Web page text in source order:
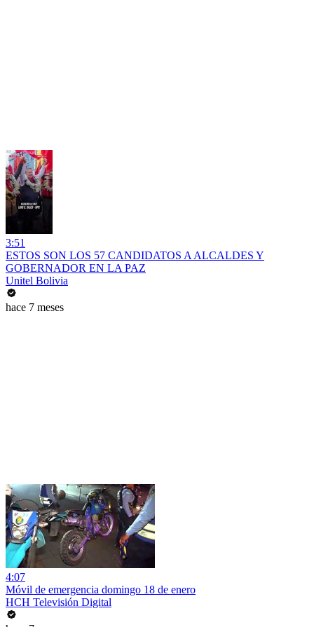
3:51
ESTOS SON LOS 57 CANDIDATOS A ALCALDES Y
GOBERNADOR EN LA PAZ
Unitel Bolivia
hace 7 meses
4:07
Móvil de emergencia domingo 18 de enero
HCH Televisión Digital